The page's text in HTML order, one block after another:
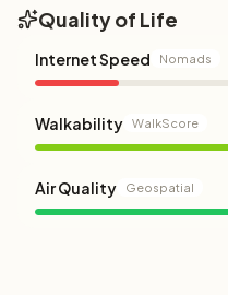
Quality of Life
Internet Speed Nomads
Walkability WalkScore
Air Quality Geospatial